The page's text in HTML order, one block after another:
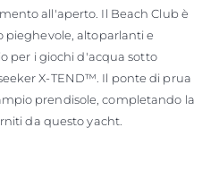
all'aperto. Il Beach Club è
altoparlanti e
per i giochi d'acqua sotto
X-TEND™. Il ponte di prua
prendisole, completando la
da questo yacht.